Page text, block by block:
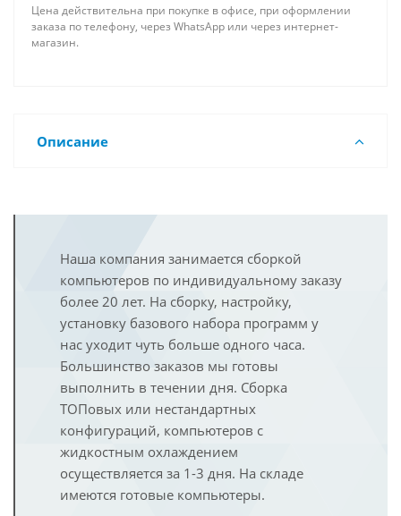
Цена действительна при покупке в офисе, при оформлении
заказа по телефону, через WhatsApp или через интернет-
магазин.
Описание
Наша компания занимается сборкой
компьютеров по индивидуальному заказу
более 20 лет. На сборку, настройку,
установку базового набора программ у
нас уходит чуть больше одного часа.
Большинство заказов мы готовы
выполнить в течении дня. Сборка
ТОПовых или нестандартных
конфигураций, компьютеров с
жидкостным охлаждением
осуществляется за 1-3 дня. На складе
имеются готовые компьютеры.